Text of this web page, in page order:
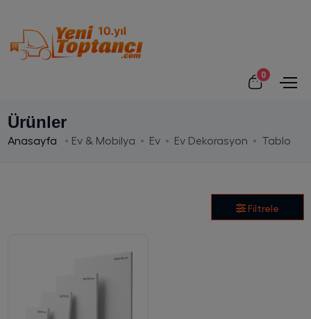
0
Ürünler
Anasayfa Ev & Mobilya Ev Ev Dekorasyon Tablo
Filtrele